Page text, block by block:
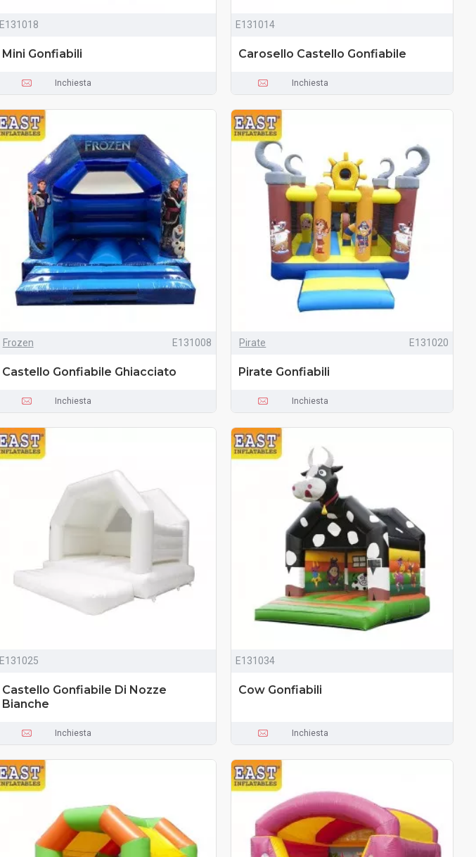
E131018
Mini Gonfiabili
Inchiesta
E131014
Carosello Castello Gonfiabile
Inchiesta
Frozen E131008
Castello Gonfiabile Ghiacciato
Inchiesta
Pirate E131020
Pirate Gonfiabili
Inchiesta
E131025
Castello Gonfiabile Di Nozze
Bianche
Inchiesta
E131034
Cow Gonfiabili
Inchiesta